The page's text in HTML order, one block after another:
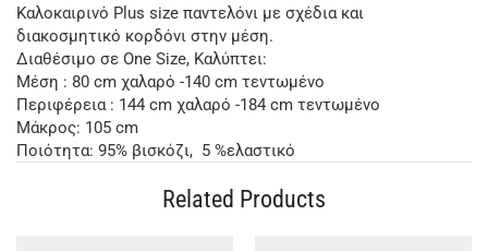
Kαλοκαιρινό Plus size παντελόνι με σχέδια και
διακοσμητικό κορδόνι στην μέση.
Διαθέσιμο σε One Size, Καλύπτει:
Μέση : 80 cm χαλαρό -140 cm τεντωμένο
Περιφέρεια : 144 cm χαλαρό -184 cm τεντωμένο
Μάκρος: 105 cm
Ποιότητα: 95% βισκόζι, 5 %ελαστικό
Related Products